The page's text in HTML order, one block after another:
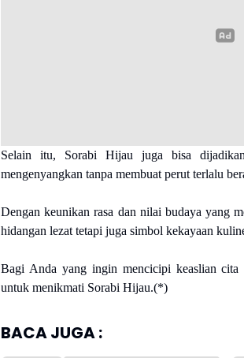
Selain itu, Sorabi Hijau juga bisa
mengenyangkan tanpa membuat perut terlalu
Dengan keunikan rasa dan nilai budaya yang
hidangan lezat tetapi juga simbol kekayaan
Bagi Anda yang ingin mencicipi keaslian cita
untuk menikmati Sorabi Hijau.(*)
BACA JUGA :